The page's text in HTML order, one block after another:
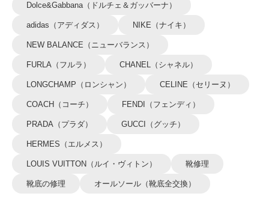
Dolce&Gabbana（ドルチェ＆ガッバーナ）
adidas（アディダス） NIKE（ナイキ）
NEW BALANCE（ニューバランス）
FURLA（フルラ） CHANEL（シャネル）
LONGCHAMP（ロンシャン） CELINE（セリーヌ）
COACH（コーチ） FENDI（フェンディ）
PRADA（プラダ） GUCCI（グッチ）
HERMES（エルメス）
LOUIS VUITTON（ルイ・ヴィトン） 靴修理
靴底の修理 オールソール（靴底全交換）